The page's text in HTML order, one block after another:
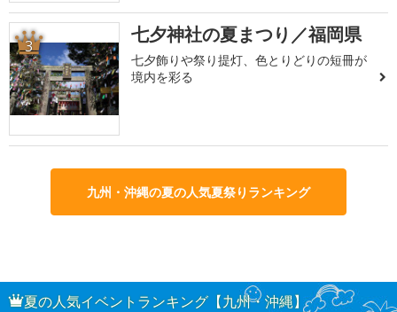
3 七夕神社の夏まつり／福岡県
七夕飾りや祭り提灯、色とりどりの短冊が
境内を彩る
九州・沖縄の夏の人気夏祭りランキング
夏の人気イベントランキング【九州・沖縄】